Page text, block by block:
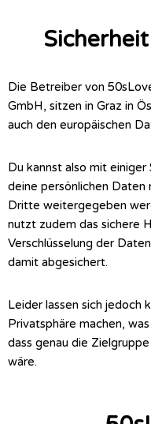
Die Betreiber von
GmbH, sitzen in Graz in
auch den europäischen
Du kannst also mit einiger
deine persönlichen
Dritte weitergegeben
nutzt zudem das sichere
Verschlüsselung der
damit abgesichert.
Leider lassen sich jedoch
Privatsphäre machen,
dass genau die
wäre.